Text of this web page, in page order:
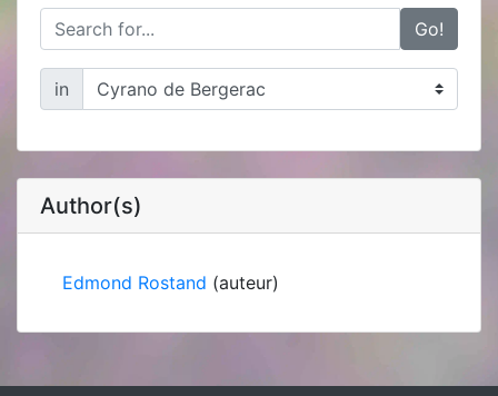
Go!
in
Author(s)
Edmond Rostand (auteur)